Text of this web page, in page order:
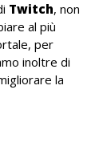
Twitch, non
al più
per
inoltre di
la